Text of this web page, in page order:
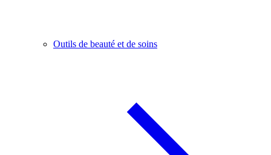
Outils de beauté et de soins